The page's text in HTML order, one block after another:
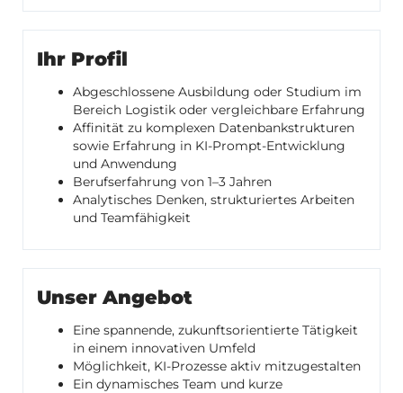
Ihr Profil
Abgeschlossene Ausbildung oder Studium im
Bereich Logistik oder vergleichbare Erfahrung
Affinität zu komplexen Datenbankstrukturen
sowie Erfahrung in KI-Prompt-Entwicklung
und Anwendung
Berufserfahrung von 1–3 Jahren
Analytisches Denken, strukturiertes Arbeiten
und Teamfähigkeit
Unser Angebot
Eine spannende, zukunftsorientierte Tätigkeit
in einem innovativen Umfeld
Möglichkeit, KI-Prozesse aktiv mitzugestalten
Ein dynamisches Team und kurze